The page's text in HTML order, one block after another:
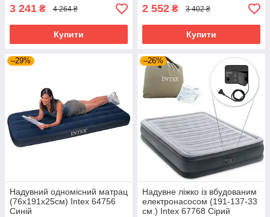
3 241 ₴ 4 264 ₴
Купити
2 552 ₴ 3 402 ₴
Купити
–29%
Надувний одномісний матрац
(76х191х25см) Intex 64756
Синій
–26%
Надувне ліжко із вбудованим
електронасосом (191-137-33
см.) Intex 67768 Сірий